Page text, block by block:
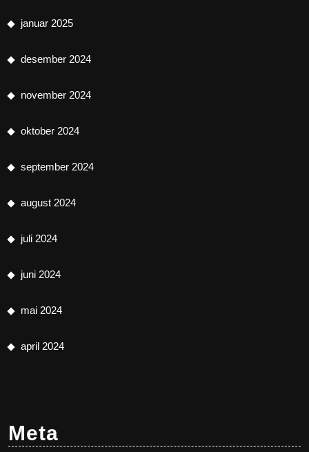
januar 2025
desember 2024
november 2024
oktober 2024
september 2024
august 2024
juli 2024
juni 2024
mai 2024
april 2024
Meta